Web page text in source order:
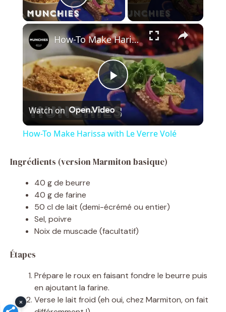
Play Video
×
P
l
V
i
d
e
How-To Make Harissa with Le Verre Volé
Watch on
How-To Make Harissa with Le Verre Volé
Ingrédients (version Marmiton basique)
40 g de beurre
40 g de farine
50 cl de lait (demi-écrémé ou entier)
Sel, poivre
Noix de muscade (facultatif)
Étapes
Prépare le roux en faisant fondre le beurre puis
en ajoutant la farine.
Verse le lait froid (eh oui, chez Marmiton, on fait
×